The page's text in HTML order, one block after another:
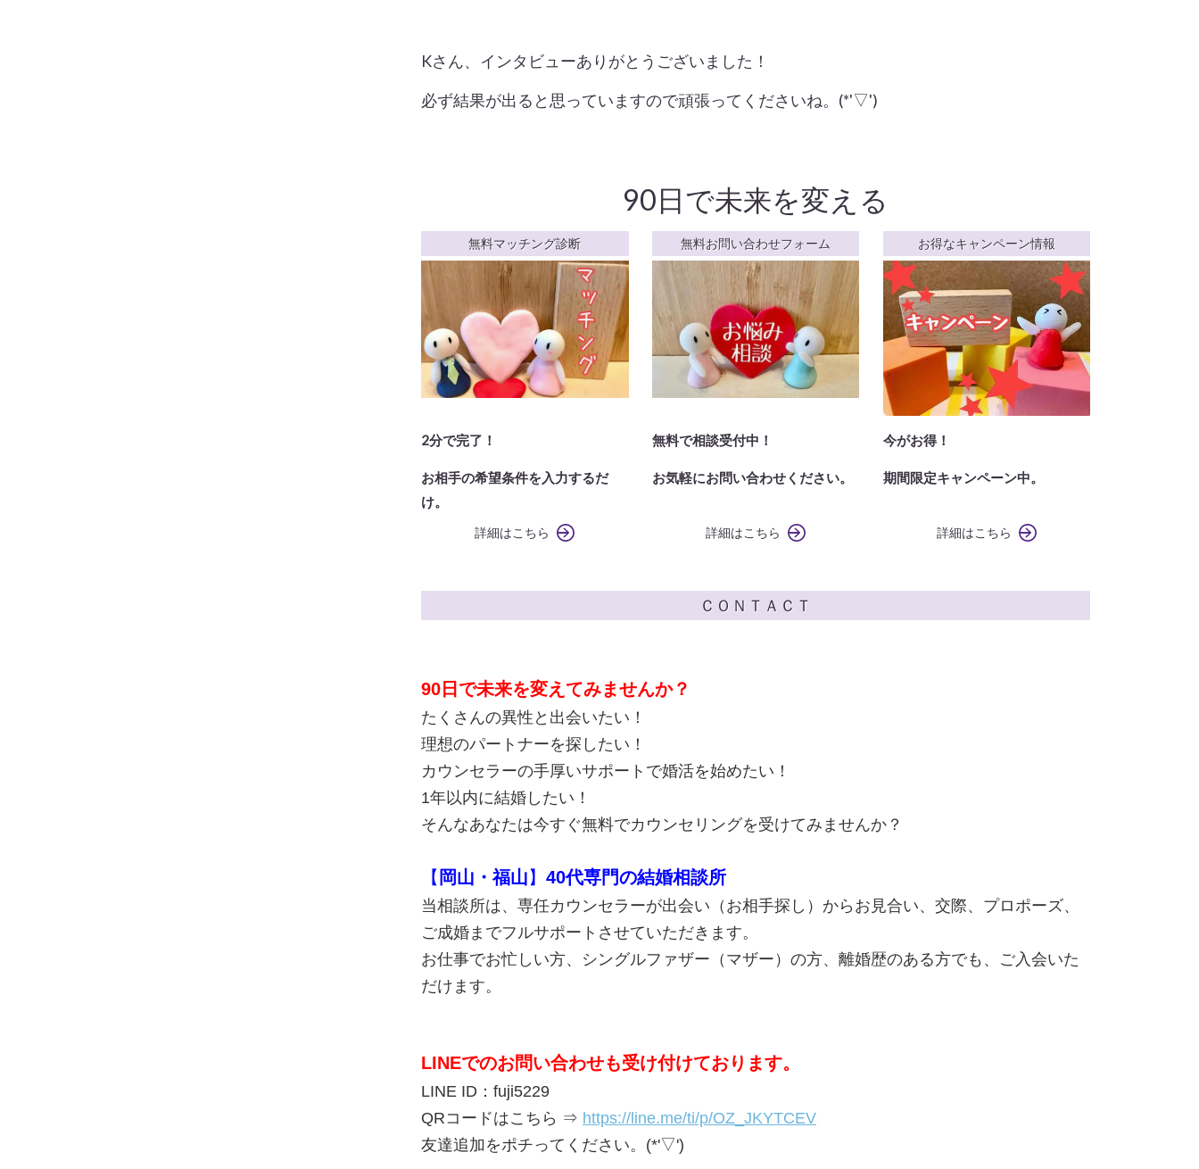
Kさん、インタビューありがとうございました！
必ず結果が出ると思っていますので頑張ってくださいね。(*'▽')
90日で未来を変える
無料マッチング診断
2分で完了！
お相手の希望条件を入力するだ
け。
詳細はこちら
無料お問い合わせフォーム
無料で相談受付中！
お気軽にお問い合わせください。
詳細はこちら
お得なキャンペーン情報
今がお得！
期間限定キャンペーン中。
詳細はこちら
ＣＯＮＴＡＣＴ
90日で未来を変えてみませんか？
たくさんの異性と出会いたい！
理想のパートナーを探したい！
カウンセラーの手厚いサポートで婚活を始めたい！
1年以内に結婚したい！
そんなあなたは今すぐ無料でカウンセリングを受けてみませんか？
【 岡山・福山】 40代専門の結婚相談所
当相談所は、専任カウンセラーが出会い（お相手探し）からお見合い、交際、プロポーズ、
ご成婚までフルサポートさせていただきます。
お仕事でお忙しい方、シングルファザー （マザー） の方、離婚歴のある方でも、ご入会いた
だけます。
LINEでのお問い合わせも受け付けております。
LINE ID：fuji5229
QRコードはこちら ⇒ https://line.me/ti/p/OZ_JKYTCEV
友達追加をポチってください。(*'▽')